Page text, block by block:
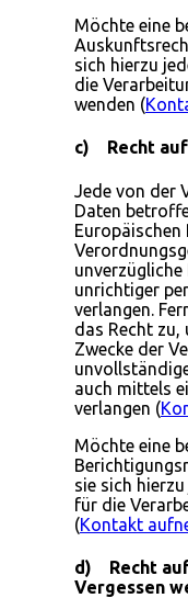
Möchte eine
sich hierzu
die
wenden (
c) Recht
Jede von der
Daten
Europäischen
unrichtiger
verlangen.
das Recht
Zwecke der
auch mittels
verlangen (
Möchte eine
sie sich
für die
(Kontakt
d) Recht auf
Vergessen